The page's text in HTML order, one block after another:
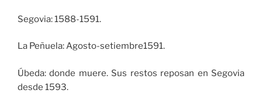
Segovia: 1588-1591.
La Peñuela: Agosto-setiembre1591.
Úbeda: donde muere. Sus restos reposan en Segovia
desde 1593.